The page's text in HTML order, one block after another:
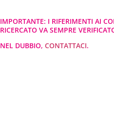
IMPORTANTE: I RIFERIMENTI AI
RICERCATO VA SEMPRE
NEL DUBBIO, CONTATTACI.